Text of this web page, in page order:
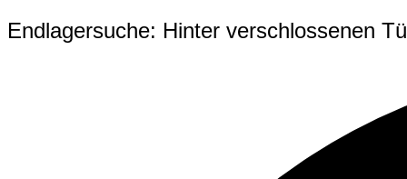
Endlagersuche: Hinter verschlossenen